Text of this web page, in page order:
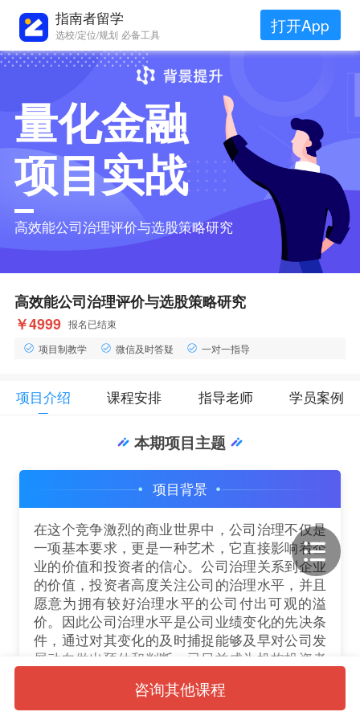
指南者留学
选校/定位/规划 必备工具 打开App
量化金融
项目实战
高效能公司治理评价与选股策略研究
高效能公司治理评价与选股策略研究
￥4999 报名已结束
项目制教学
微信及时答疑 一对一指导
项目介绍 课程安排 指导老师 学员案例
本期项目主题
项目背景
在这个竞争激烈的商业世界中，公司治理不仅是
一项基本要求，更是一种艺术，它直接影响着企
业的价值和投资者的信心。公司治理关系到企业
的价值，投资者高度关注公司的治理水平，并且
愿意为拥有较好治理水平的公司付出可观的溢
价。因此公司治理水平是公司业绩变化的先决条
件，通过对其变化的及时捕捉能够及早对公司发
展动向做出预估和判断，已日益成为机构投资者
理念建立全方位的公司治理评价体系。
咨询其他课程